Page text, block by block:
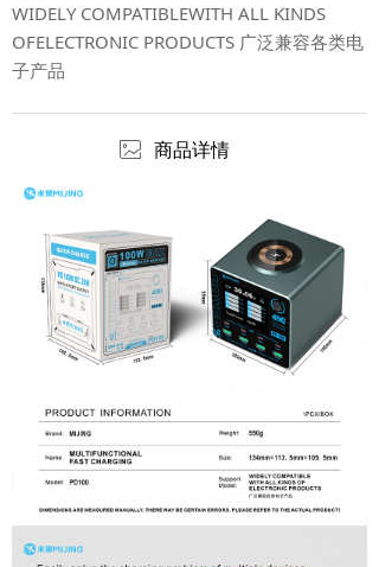
WIDELY COMPATIBLEWITH ALL KINDS
OFELECTRONIC PRODUCTS 广泛兼容各类电
子产品
商品详情
ꂈ